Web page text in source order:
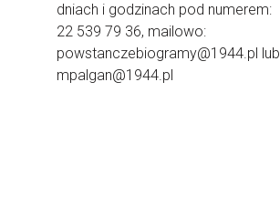
dniach i godzinach pod numerem:
22 539 79 36, mailowo:
powstanczebiogramy@1944.pl lub
mpalgan@1944.pl